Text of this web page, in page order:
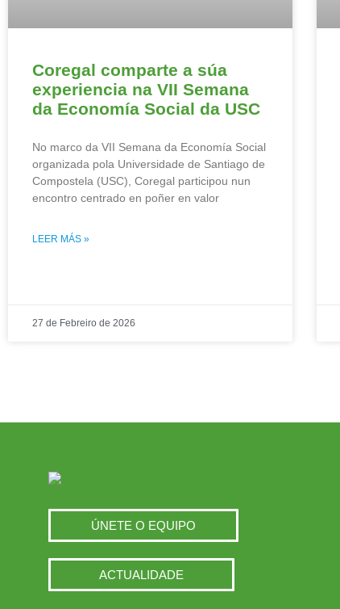
Coregal comparte a súa
experiencia na VII Semana
da Economía Social da USC
No marco da VII Semana da Economía Social
organizada pola Universidade de Santiago de
Compostela (USC), Coregal participou nun
encontro centrado en poñer en valor
LEER MÁS »
27 de Febreiro de 2026
ÚNETE O EQUIPO
ACTUALIDADE